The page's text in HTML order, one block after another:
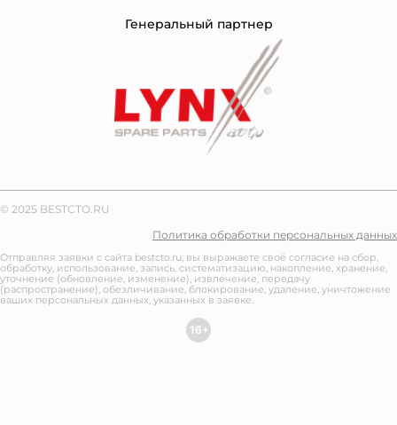
Генеральный партнер
© 2025 BESTCTO.RU
Политика обработки персональных данных
Отправляя заявки с сайта bestcto.ru, вы выражаете своё согласие на сбор,
обработку, использование, запись, систематизацию, накопление, хранение,
уточнение (обновление, изменение), извлечение, передачу
(распространение), обезличивание, блокирование, удаление, уничтожение
ваших персональных данных, указанных в заявке.